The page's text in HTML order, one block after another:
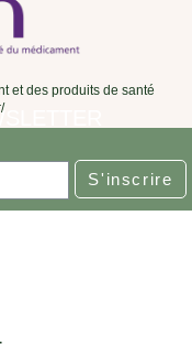
et des produits de santé
S'inscrire